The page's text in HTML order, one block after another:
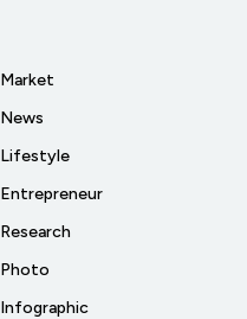
Market
News
Lifestyle
Entrepreneur
Research
Photo
Infographic